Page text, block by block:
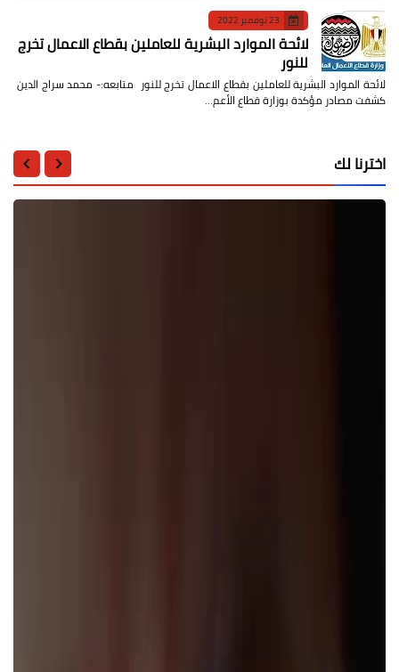
23 نوفمبر 2022
لائحة الموارد البشرية للعاملين بقطاع الاعمال تخرج
للنور
لائحة الموارد البشرية للعاملين بقطاع الاعمال تخرج للنور متابعه:- محمد سراج الدين
كشفت مصادر مؤكدة بوزارة قطاع الأعم…
اخترنا لك